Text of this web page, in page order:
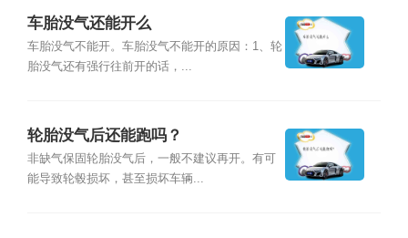
车胎没气还能开么
车胎没气不能开。车胎没气不能开的原因：1、轮
胎没气还有强行往前开的话，...
轮胎没气后还能跑吗？
非缺气保固轮胎没气后，一般不建议再开。有可
能导致轮毂损坏，甚至损坏车辆...